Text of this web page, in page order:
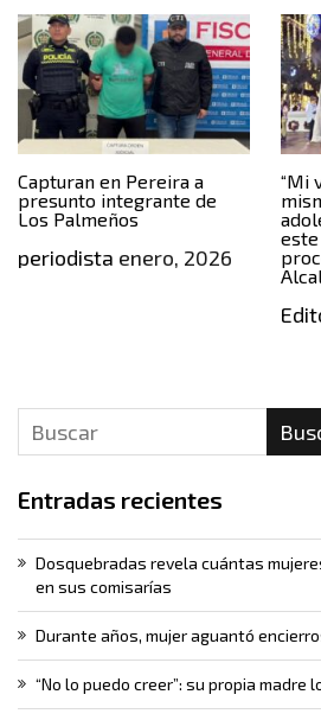
Capturan en Pereira a
presunto integrante de
Los Palmeños
periodista enero, 2026
“Mi
este
Entradas recientes
Dosquebradas revela cuántas
en sus comisarías
Durante años, mujer aguantó
“No lo puedo creer”: su propia madre